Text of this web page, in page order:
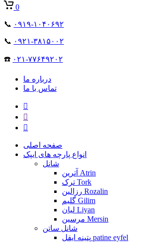
0
📞 ۰۹۱۹-۱۰۴۰۶۹۲
📞 ۰۹۲۱-۳۸۱۵۰۰۲
☎️ ۰۲۱-۷۷۶۴۹۲۰۲
درباره ما
تماس با ما
صفحه اصلی
انواع پارچه های ایپک
شانل
آترین Atrin
ترک Tork
رزالین Rozalin
گلیم Gilim
لیان Liyan
مرسین Mersin
شانل ساتن
پتینه ایفل patine eyfel